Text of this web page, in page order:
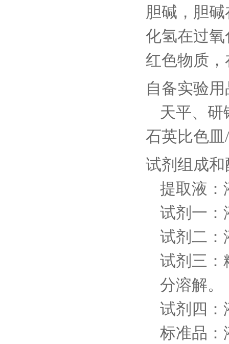
胆碱，胆
化氢在过
红色物质，
自备实验
天平、研
石英比色
试剂组成和
提取液：
试剂一：
试剂二：
试剂三：
分溶解。
试剂四：
标准品：